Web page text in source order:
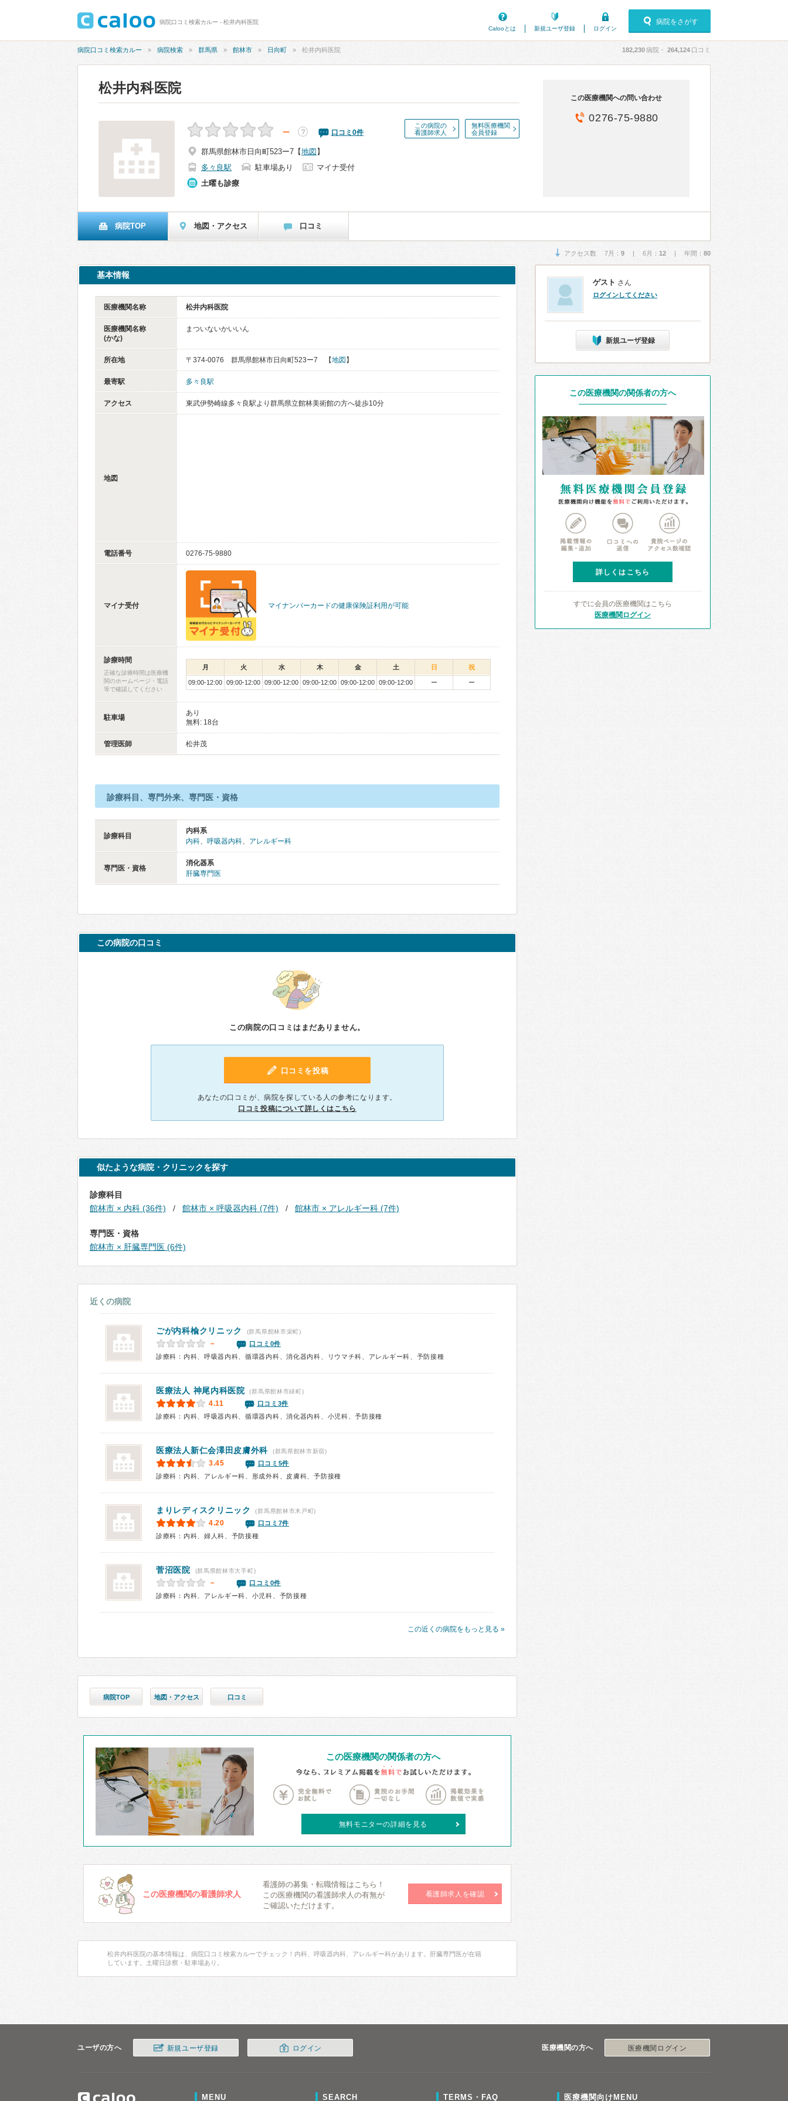
病院口コミ検索カルー - 松井内科医院
Calooとは
新規ユーザ登録 ログイン
病院をさがす
病院口コミ検索カルー 病院検索 群馬県 館林市 日向町 松井内科医院 182,230病院・ 264,124 口コミ
松井内科医院
この病院の
看護師求人
無料医療機関
会員登録
－ ？ 口コミ 0件
群馬県館林市日向町523ー7 【地図 】
多々良駅
駐車場あり
マイナ受付
土曜も診療
この医療機関への問い合わせ
0276-75-9880
病院TOP 地図・アクセス 口コミ
アクセス数 7月： 9 | 6月： 12 | 年間： 80
基本情報
医療機関名称 松井内科医院
医療機関名称
(かな)
まついないかいいん
所在地 〒374-0076 群馬県館林市日向町523ー7 【地図 】
最寄駅 多々良駅
アクセス 東武伊勢崎線多々良駅より群馬県立館林美術館の方へ徒歩10分
地図
電話番号 0276-75-9880
マイナ受付 マイナンバーカードの健康保険証利用が可能
診療時間
正確な診療時間は医療機
関のホームページ・電話
等で確認してください
月 火 水 木 金 土 日 祝
09:00-12:00 09:00-12:00 09:00-12:00 09:00-12:00 09:00-12:00 09:00-12:00 ー ー
駐車場
あり
無料: 18台
管理医師 松井茂
診療科目、専門外来、専門医・資格
診療科目
内科系
内科、 呼吸器内科、 アレルギー科
専門医・資格
消化器系
肝臓専門医
この病院の口コミ
この病院の口コミはまだありません。
口コミを投稿
あなたの口コミが、病院を探している人の参考になります。
口コミ投稿について詳しくはこちら
似たような病院・クリニックを探す
診療科目
館林市 × 内科 (36件)
館林市 × 呼吸器内科 (7件) 館林市 × アレルギー科 (7件)
専門医・資格
館林市 × 肝臓専門医 (6件)
近くの病院
ごが内科楡クリニック (群馬県館林市栄町)
－
口コミ0件
診療科：内科、呼吸器内科、循環器内科、消化器内科、リウマチ科、アレルギー科、予防接種
医療法人 神尾内科医院 (群馬県館林市緑町)
4.11
口コミ3件
診療科：内科、呼吸器内科、循環器内科、消化器内科、小児科、予防接種
医療法人新仁会澤田皮膚外科 (群馬県館林市新宿)
3.45
口コミ5件
診療科：内科、アレルギー科、形成外科、皮膚科、予防接種
まりレディスクリニック (群馬県館林市木戸町)
4.20
口コミ7件
診療科：内科、婦人科、予防接種
菅沼医院 (群馬県館林市大手町)
－
口コミ0件
診療科：内科、アレルギー科、小児科、予防接種
この近くの病院をもっと見る »
病院TOP 地図・アクセス 口コミ
この医療機関の関係者の方へ
無料モニターの詳細を見る
この医療機関の看護師求人
看護師の募集・転職情報はこちら！
この医療機関の看護師求人の有無が
ご確認いただけます。
看護師求人を確認
松井内科医院の基本情報は、病院口コミ検索カルーでチェック！内科、呼吸器内科、アレルギー科があります。肝臓専門医が在籍
しています。土曜日診察・駐車場あり。
ゲスト さん
ログインしてください
新規ユーザ登録
この医療機関の関係者の方へ
詳しくはこちら
すでに会員の医療機関はこちら
医療機関ログイン
ユーザの方へ 新規ユーザ登録 ログイン 医療機関の方へ 医療機関ログイン
MENU SEARCH TERMS・FAQ 医療機関向けMENU